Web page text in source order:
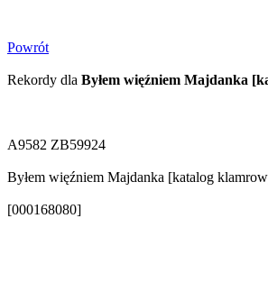
Powrót
Rekordy dla Byłem więźniem Majdanka
A9582 ZB59924
Byłem więźniem Majdanka [katalog
[000168080]